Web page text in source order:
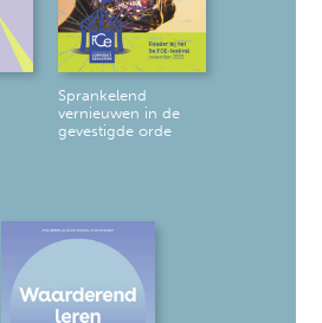
Sprankelend
vernieuwen in de
gevestigde orde